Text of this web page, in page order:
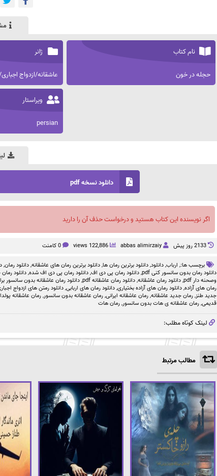
نام کتاب
حجله در خون
ژانر
عاشقانه/ازدواج
ویراستار
persian
دانلود نسخه pdf
اگر نویسنده این کتاب هستید و درخواست حذف آن را دارید
2133 روز پيش abbas alimirzaiy
122,886 views 0 کامنت
برچسب ها:, ارباب,دانلود,دانلود برترین رمان ها,دانلود برترین رمان های عاشقانه,دانلود رمان,
دانلود رمان بدون سانسور کنی pdf
,دانلود رمان پی دی اف,دانلود رمان پی دی اف شده,دانلود
وصحنه دار pdf
,دانلود رمان عاشقانه,دانلود رمان عاشقانه pdf ,دانلود رمان عاشقانه بدون سانسور
رمان های آزاده,دانلود رمان های آزاده بختیاری,دانلود رمان های اربابی,دانلود رمتن های ازدواج
جدید طنز,رمان جدید عاشقانه,رمان عاشقانه ایرانی,رمان عاشقانه بدون سانسور,رمان عاشقانه
قدیمی,رمان عاشقانه ی هات بدون سانسور,رمان هات
لینک کوتاه مطلب:
مطالب مرتبط